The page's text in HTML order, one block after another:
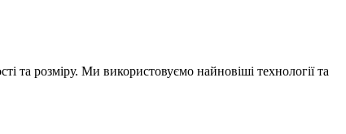
та розміру. Ми використовуємо найновіші технології та